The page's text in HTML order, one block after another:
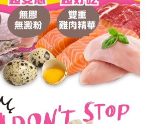
」時，將依據個別帳號之用戶狀況，依本公司即
；若仍有額度不足之情形，本公司將視審查結果
或使用他人資訊註冊。若發現惡意使用之情形，
權停止該用戶之使用額度並採取法律行動。